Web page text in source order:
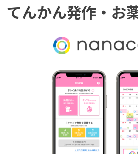
てんかん発作・お